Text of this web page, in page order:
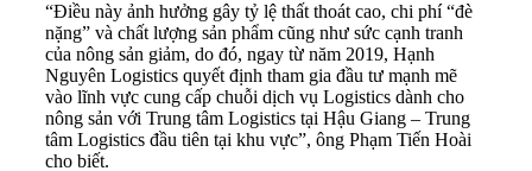
“Điều này ảnh hưởng gây tỷ lệ thất thoát cao, chi phí “đè
nặng” và chất lượng sản phẩm cũng như sức cạnh tranh
của nông sản giảm, do đó, ngay từ năm 2019, Hạnh
Nguyên Logistics quyết định tham gia đầu tư mạnh mẽ
vào lĩnh vực cung cấp chuỗi dịch vụ Logistics dành cho
nông sản với Trung tâm Logistics tại Hậu Giang – Trung
tâm Logistics đầu tiên tại khu vực”, ông Phạm Tiến Hoài
cho biết.